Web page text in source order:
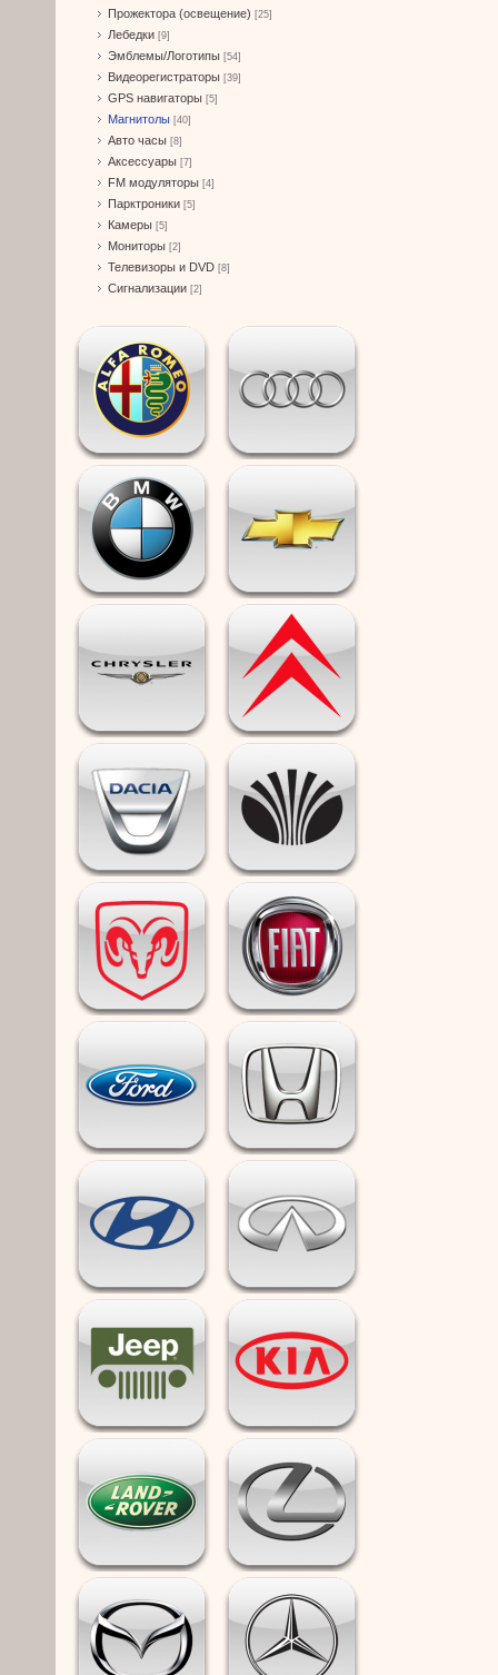
Прожектора (освещение) [25]
Лебедки [9]
Эмблемы/Логотипы [54]
Видеорегистраторы [39]
GPS навигаторы [5]
Магнитолы [40]
Авто часы [8]
Аксессуары [7]
FM модуляторы [4]
Парктроники [5]
Камеры [5]
Мониторы [2]
Телевизоры и DVD [8]
Сигнализации [2]